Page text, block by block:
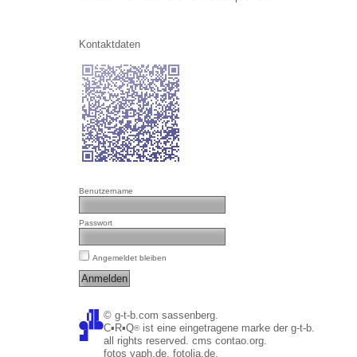
Kontaktdaten
Benutzername
Passwort
Angemeldet bleiben
© g-t-b.com sassenberg.
C▪R▪Q®ist eine eingetragene marke der g-t-b.
all rights reserved. cms contao.org.
fotos yaph.de, fotolia.de.